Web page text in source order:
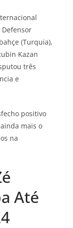
(Turquia),
Kazan
três
e
positivo
mais o
na
Até